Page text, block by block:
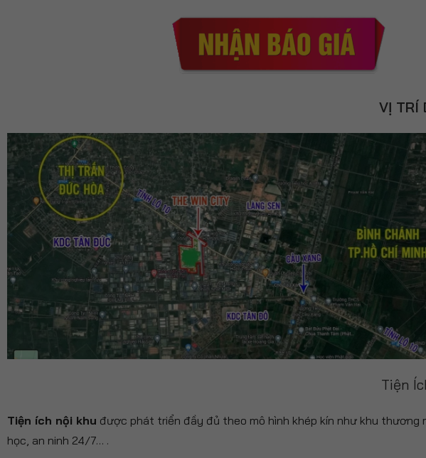
VỊ TRÍ
Tiện
Tiện ích nội khu được phát triển đầy đủ theo mô hình khép kín như khu
học, an ninh 24/7… .